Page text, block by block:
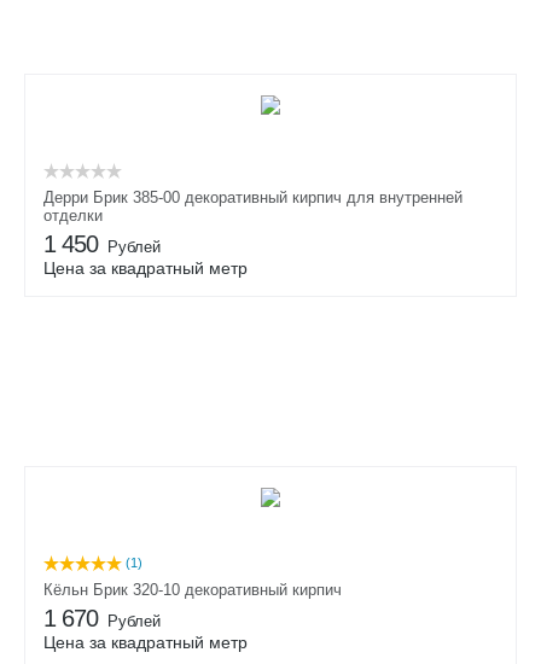
Дерри Брик 385-00 декоративный кирпич для внутренней
отделки
1 450 Рублей
Цена за квадратный метр
(1)
Кёльн Брик 320-10 декоративный кирпич
1 670 Рублей
Цена за квадратный метр